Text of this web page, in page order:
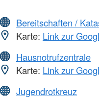
Bereitschaften /
Karte: Link zur
Hausnotrufzentrale
Karte: Link zur
Jugendrotkreuz